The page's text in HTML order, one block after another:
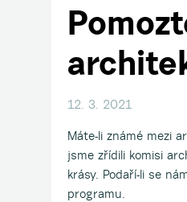
12. 3. 2021
Máte-li známé mezi
jsme zřídili komisi
krásy. Podaří-li se
programu.